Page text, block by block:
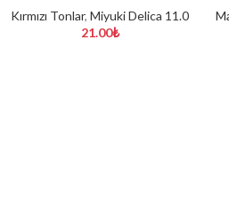
Kırmızı Tonlar, Miyuki Delica 11.0
21.00₺